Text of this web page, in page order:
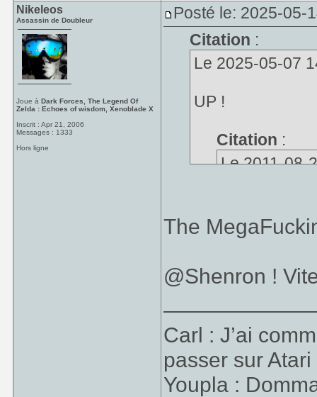
Nikeleos
Assassin de Doubleur
Joue àDark Forces, The Legend Of
Zelda : Echoes of wisdom, Xenoblade X
Inscrit : Apr 21, 2006
Messages : 1333
Hors ligne
Posté le: 2025-05-
Citation :
Le 2025-05-07
UP !
Citation :
Le 2011-08-
The
@Shenron !
Carl : J’ai
passer sur Atari
Youpla :